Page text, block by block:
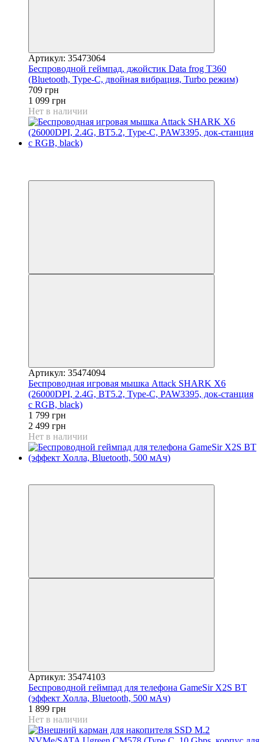
Артикул: 35473064
Беспроводной геймпад, джойстик Data frog T360
(Bluetooth, Type-C, двойная вибрация, Turbo режим)
709 грн
1 099 грн
Нет в наличии
Артикул: 35474094
Беспроводная игровая мышка Attack SHARK X6
(26000DPI, 2.4G, BT5.2, Type-C, PAW3395, док-станция
с RGB, black)
1 799 грн
2 499 грн
Нет в наличии
Артикул: 35474103
Беспроводной геймпад для телефона GameSir X2S BT
(эффект Холла, Bluetooth, 500 мАч)
1 899 грн
Нет в наличии